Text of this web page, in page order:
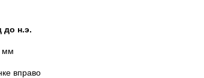
до н.э.
мм
вправо